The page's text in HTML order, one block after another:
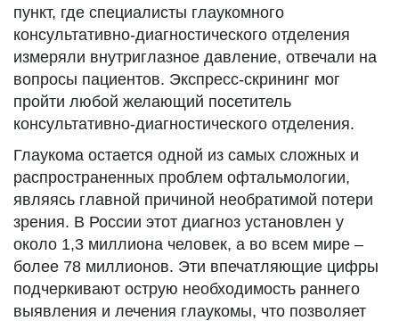
пункт, где специалисты глаукомного
консультативно-диагностического отделения
измеряли внутриглазное давление, отвечали на
вопросы пациентов. Экспресс-скрининг мог
пройти любой желающий посетитель
консультативно-диагностического отделения.
Глаукома остается одной из самых сложных и
распространенных проблем офтальмологии,
являясь главной причиной необратимой потери
зрения. В России этот диагноз установлен у
около 1,3 миллиона человек, а во всем мире –
более 78 миллионов. Эти впечатляющие цифры
подчеркивают острую необходимость раннего
выявления и лечения глаукомы, что позволяет